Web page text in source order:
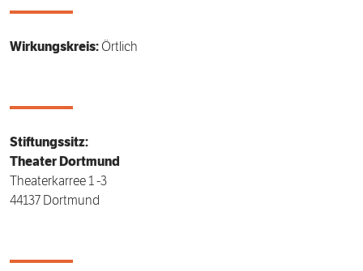
Wirkungskreis: Örtlich
Stiftungssitz:
Theater Dortmund
Theaterkarree 1 -3
44137 Dortmund